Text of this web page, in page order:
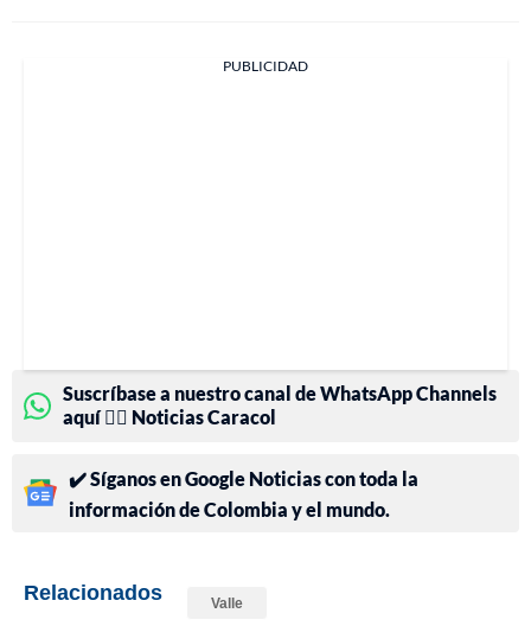
PUBLICIDAD
Suscríbase a nuestro canal de WhatsApp Channels
aquí 👉🏻 Noticias Caracol
✔️ Síganos en Google Noticias con toda la
información de Colombia y el mundo.
Relacionados Valle